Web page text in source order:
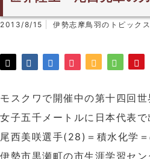
2013/8/15 伊勢志摩鳥羽のトピックス
モスクワで開催中の第十四回
女子五千メートルに日本代表
尾西美咲選手(28)＝積水化学
伊勢市黒瀬町の市生涯学習セ